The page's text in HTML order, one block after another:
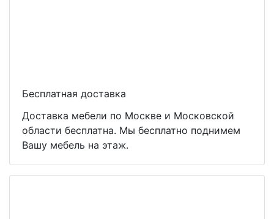
Бесплатная доставка
Доставка мебели по Москве и Московской
области бесплатна. Мы бесплатно поднимем
Вашу мебель на этаж.